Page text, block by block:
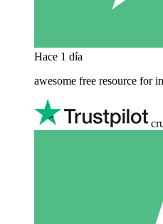
Hace 1 día
awesome free resource for